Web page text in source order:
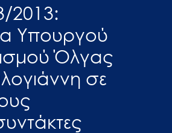
2013:
Υπουργού
Όλγας
σε